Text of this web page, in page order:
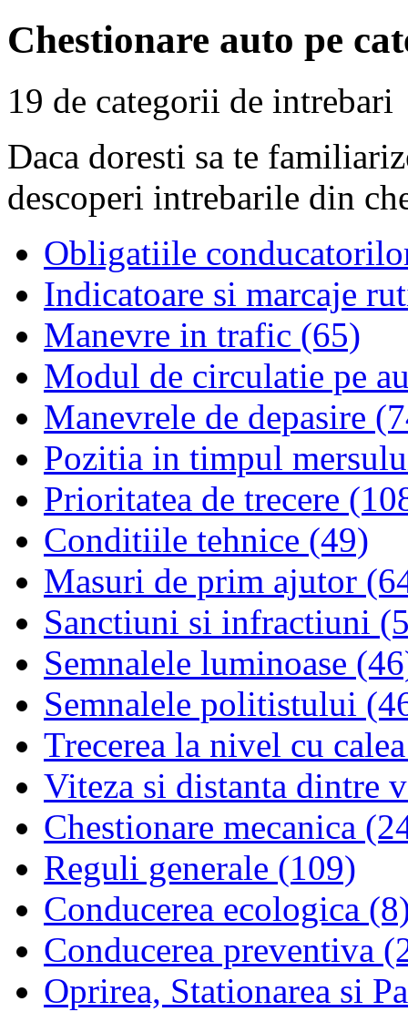
Chestionare auto pe
19 de categorii de intrebari
Daca doresti sa te
descoperi intrebarile din
Obligatiile
Indicatoare si marcaje
Manevre in trafic (65)
Modul de circulatie pe
Manevrele de depasire
Pozitia in timpul
Prioritatea de trecere
Conditiile tehnice (49)
Masuri de prim ajutor
Sanctiuni si infractiuni
Semnalele luminoase
Semnalele politistului
Trecerea la nivel cu
Viteza si distanta dintre
Chestionare mecanica
Reguli generale (109)
Conducerea ecologica
Conducerea preventiva
Oprirea, Stationarea si